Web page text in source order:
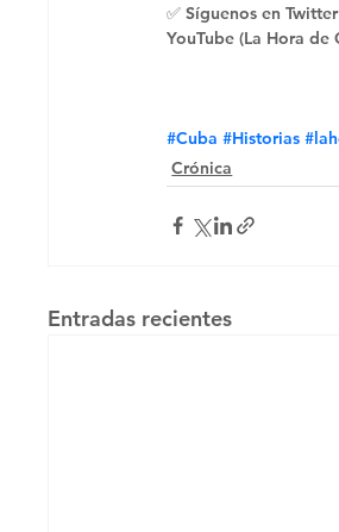
✅ Síguenos en
YouTube (La Hora de
#Cuba #Historias
Crónica
Entradas recientes